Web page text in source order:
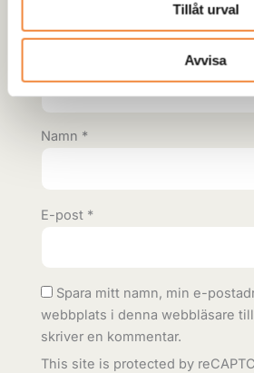
Tillåt urval
Avvisa
Namn *
E-post *
Spara mitt namn, min e-
webbplats i denna webbläsare
skriver en kommentar.
This site is protected by